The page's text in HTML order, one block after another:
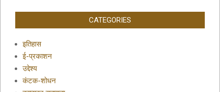
CATEGORIES
इतिहास
ई-प्रकाशन
उद्देश्य
कंटक-शोधन